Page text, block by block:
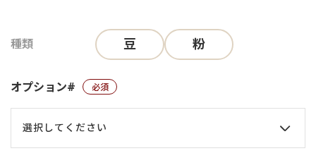
オプション#
(必須)
種類 豆 粉